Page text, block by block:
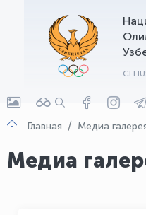
Главная Медиа
Медиа
OLYMPCHIK AI -
Онлайн · olympic.uz